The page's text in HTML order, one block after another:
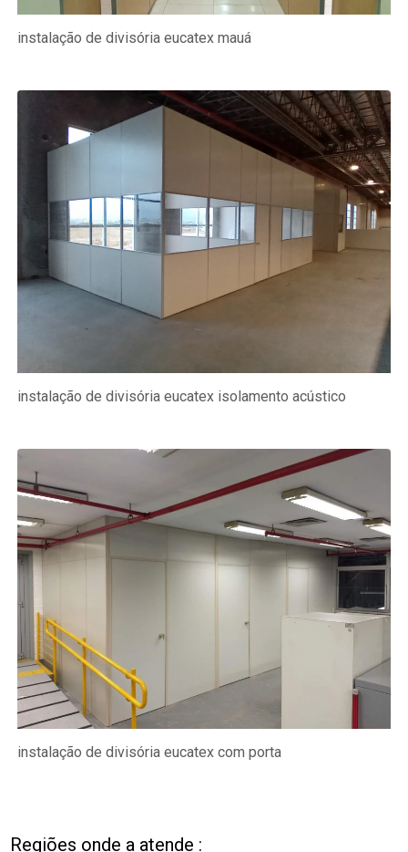
instalação de divisória eucatex mauá
instalação de divisória eucatex isolamento acústico
instalação de divisória eucatex com porta
Regiões onde a atende :